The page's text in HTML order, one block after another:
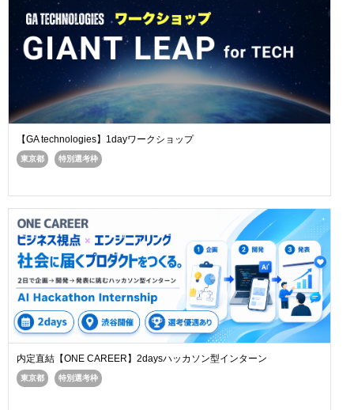
【GA technologies】1dayワークショップ
東京都 特別選考枠
内定直結【ONE CAREER】2daysハッカソン型インターン
東京都 特別選考枠